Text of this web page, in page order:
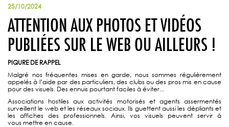
25/10/2024
ATTENTION AUX PHOTOS ET VIDÉOS
PUBLIÉES SUR LE WEB OU AILLEURS !
PIQURE DE RAPPEL
Malgré nos fréquentes mises en garde, nous sommes régulièrement
appelés à l’aide par des particuliers, des clubs ou des pros mis en cause
pour des visuels. Des ennuis pourtant faciles à éviter...
Associations hostiles aux activités motorisés et agents assermentés
surveillent le web et les réseaux sociaux. Ils guettent aussi les dépliants et
les affiches des professionnels. Ainsi, vos visuels peuvent servir à
vous mettre en cause.